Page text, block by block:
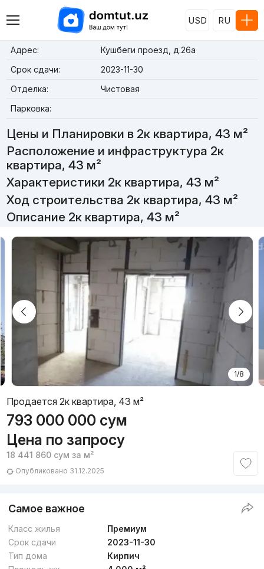
USD RU
Адрес:
Кушбеги проезд, д.26a
Срок сдачи:
2023-11-30
Отделка:
Чистовая
Парковка:
Цены и Планировки в 2к квартира, 43 м²
Расположение и инфраструктура 2к
квартира, 43 м²
Характеристики 2к квартира, 43 м²
Ход строительства 2к квартира, 43 м²
Описание 2к квартира, 43 м²
1/8
Продается 2к квартира, 43 м²
793 000 000 сум
Цена по запросу
18 441 860 сум за м²
Опубликовано 31.12.2025
Самое важное
Класс жилья
Премиум
Срок сдачи
2023-11-30
Тип дома
Кирпич